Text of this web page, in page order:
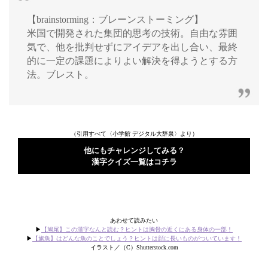
【brainstorming：ブレーンストーミング】
米国で開発された集団的思考の技術。自由な雰囲
気で、他を批判せずにアイデアを出し合い、最終
的に一定の課題によりよい解決を得ようとする方
法。ブレスト。
（引用すべて〈小学館 デジタル大辞泉〉より）
他にもチャレンジしてみる？
漢字クイズ一覧はコチラ
あわせて読みたい
▶
【鳩尾】この漢字なんと読む？ヒントは胸骨の近くにある身体の一部！
▶
【旗魚】はどんな魚のことでしょう？ヒントは顔に長いものがついています！
イラスト／（C）Shutterstock.com